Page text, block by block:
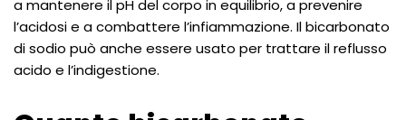
a mantenere il pH del corpo in equilibrio, a prevenire
l’acidosi e a combattere l’infiammazione. Il bicarbonato
di sodio può anche essere usato per trattare il reflusso
acido e l’indigestione.